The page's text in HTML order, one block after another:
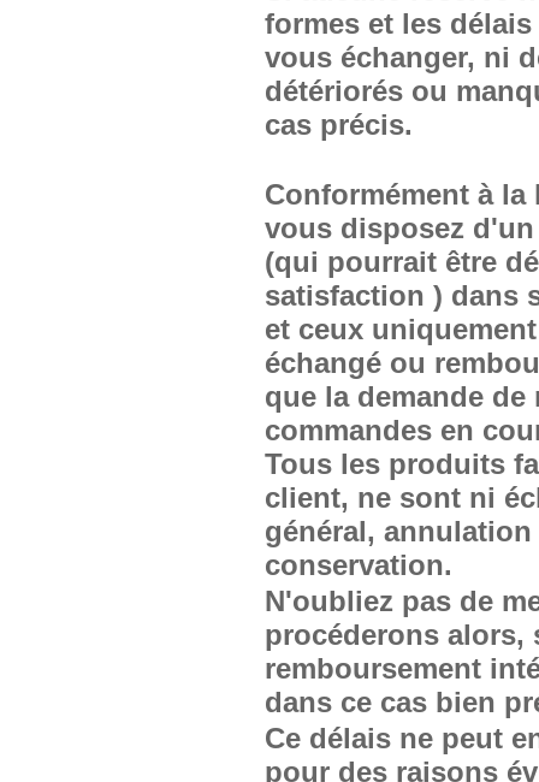
formes et les
vous échanger, ni
détériorés ou
cas précis.
Conformément à
vous disposez
(qui pourrait être
satisfaction ) dans
et ceux
échangé ou
que la demande
commandes en
Tous les produits
client, ne sont ni
général,
conservation.
N'oubliez pas de
procéderons alors,
remboursement
dans ce cas bien
Ce délais ne peut
pour des raisons